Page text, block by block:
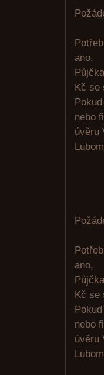
ano,
Kč se
nebo
úvěru
ano,
Kč se
nebo
úvěru